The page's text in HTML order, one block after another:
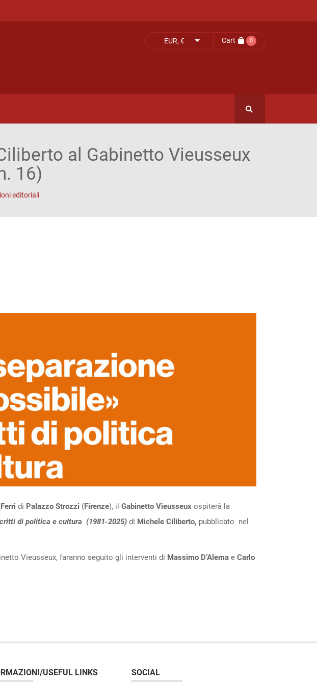
EUR, € Cart 0
al Gabinetto Vieusseux
16)
editoriali
di Palazzo Strozzi (Firenze), il Gabinetto Vieusseuxospiterà la
di politica e cultura (1981-2025)di Michele Ciliberto, pubblicato nel
Vieusseux, faranno seguito gli interventi di Massimo D’Alemae Carlo
USEFUL LINKS SOCIAL